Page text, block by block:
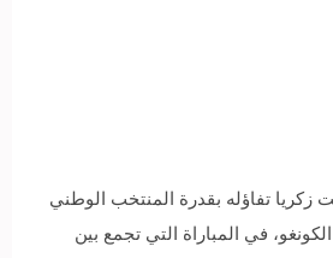
زكريا تفاؤله بقدرة المنتخب الوطني
في المباراة التي تجمع بين